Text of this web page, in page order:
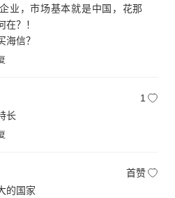
业，市场基本就是中国，花那
？！
信？
1
长
首赞
的国家